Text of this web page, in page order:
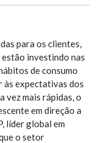
para os clientes,
investindo nas
de consumo
às expectativas dos
vez mais rápidas, o
em direção a
líder global em
o setor